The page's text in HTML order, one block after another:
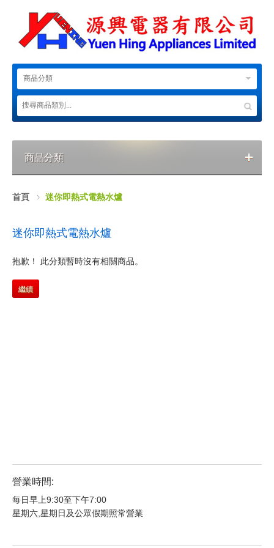
商品分類
商品分類
首頁 迷你即熱式電熱水爐
迷你即熱式電熱水爐
抱歉！ 此分類暫時沒有相關商品。
繼續
營業時間:
每日早上9:30至下午7:00
星期六,星期日及公眾假期照常營業